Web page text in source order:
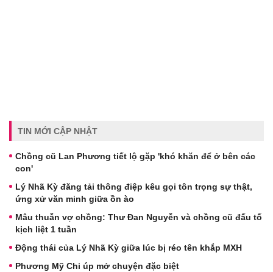
TIN MỚI CẬP NHẬT
Chồng cũ Lan Phương tiết lộ gặp 'khó khăn để ở bên các
con'
Lý Nhã Kỳ đăng tải thông điệp kêu gọi tôn trọng sự thật,
ứng xử văn minh giữa ồn ào
Mâu thuẫn vợ chồng: Thư Đan Nguyễn và chồng cũ đấu tố
kịch liệt 1 tuần
Động thái của Lý Nhã Kỳ giữa lúc bị réo tên khắp MXH
Phương Mỹ Chi úp mở chuyện đặc biệt